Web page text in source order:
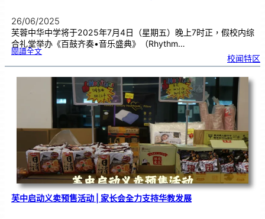
26/06/2025
芙蓉中华中学将于2025年7月4日（星期五）晚上7时正，假校内综
合礼堂举办《百鼓齐奏•音乐盛典》（Rhythm…
閱讀全文:芙
合
办
《
挑
战
马
纪
录
大
全
校闻特区
芙中启动义卖预售活动 | 家长会全力支持华教发展